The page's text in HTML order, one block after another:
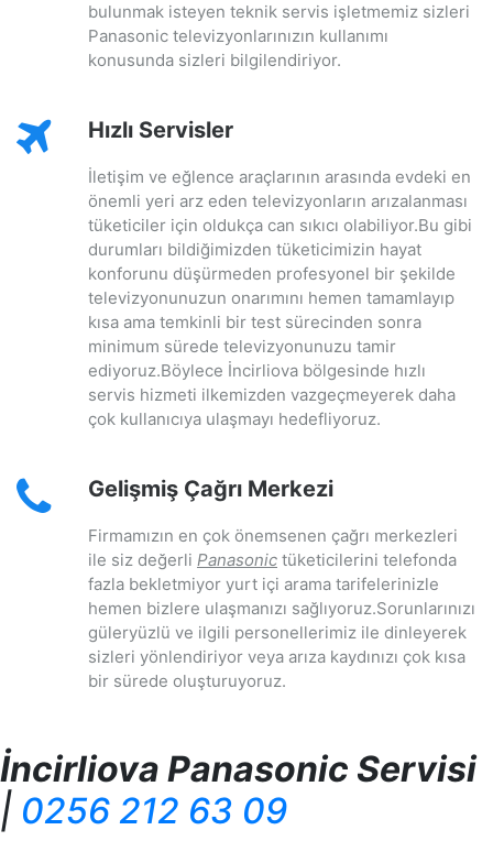
bulunmak isteyen teknik servis işletmemiz sizleri
Panasonic televizyonlarınızın kullanımı
konusunda sizleri bilgilendiriyor.
Hızlı Servisler
İletişim ve eğlence araçlarının arasında evdeki en
önemli yeri arz eden televizyonların arızalanması
tüketiciler için oldukça can sıkıcı olabiliyor.Bu gibi
durumları bildiğimizden tüketicimizin hayat
konforunu düşürmeden profesyonel bir şekilde
televizyonunuzun onarımını hemen tamamlayıp
kısa ama temkinli bir test sürecinden sonra
minimum sürede televizyonunuzu tamir
ediyoruz.Böylece İncirliova bölgesinde hızlı
servis hizmeti ilkemizden vazgeçmeyerek daha
çok kullanıcıya ulaşmayı hedefliyoruz.
Gelişmiş Çağrı Merkezi
Firmamızın en çok önemsenen çağrı merkezleri
ile siz değerli Panasonic tüketicilerini telefonda
fazla bekletmiyor yurt içi arama tarifelerinizle
hemen bizlere ulaşmanızı sağlıyoruz.Sorunlarınızı
güleryüzlü ve ilgili personellerimiz ile dinleyerek
sizleri yönlendiriyor veya arıza kaydınızı çok kısa
bir sürede oluşturuyoruz.
İncirliova Panasonic Servisi
| 0256 212 63 09